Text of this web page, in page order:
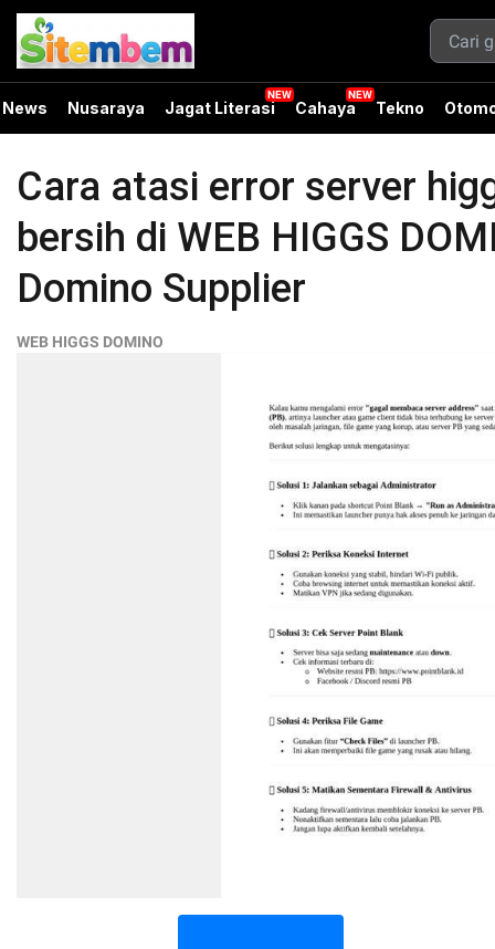
News Nusaraya Jagat Literasi Cahaya Tekno
Cara atasi error server
bersih di WEB HIGGS
Domino Supplier
WEB HIGGS DOMINO